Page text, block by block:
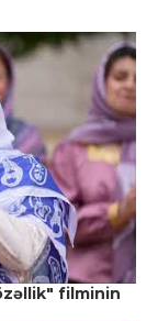
filminin